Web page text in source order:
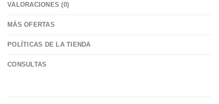
VALORACIONES (0)
MÁS OFERTAS
POLÍTICAS DE LA TIENDA
CONSULTAS